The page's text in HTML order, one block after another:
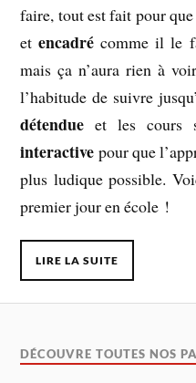
faire, tout est fait pour
etencadré comme il le
mais ça n’aura rien à
l’habitude de suivre
détendue et les cours
interactive pour que
plus ludique possible.
premier jour en école !
LIRE LA SUITE
DÉCOUVRE TOUTES NOS